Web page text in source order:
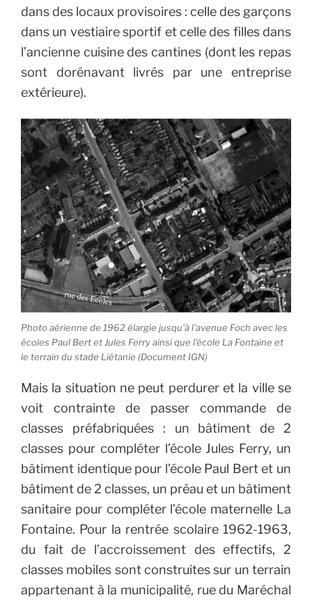
dans des locaux provisoires : celle des garçons
dans un vestiaire sportif et celle des filles dans
l’ancienne cuisine des cantines (dont les repas
sont dorénavant livrés par une entreprise
extérieure).
Photo aérienne de 1962 élargie jusqu’à l’avenue Foch avec les
écoles Paul Bert et Jules Ferry ainsi que l’école La Fontaine et
le terrain du stade Liétanie (Document IGN)
Mais la situation ne peut perdurer et la ville se
voit contrainte de passer commande de
classes préfabriquées : un bâtiment de 2
classes pour compléter l’école Jules Ferry, un
bâtiment identique pour l’école Paul Bert et un
bâtiment de 2 classes, un préau et un bâtiment
sanitaire pour compléter l’école maternelle La
Fontaine. Pour la rentrée scolaire 1962-1963,
du fait de l’accroissement des effectifs, 2
classes mobiles sont construites sur un terrain
appartenant à la municipalité, rue du Maréchal